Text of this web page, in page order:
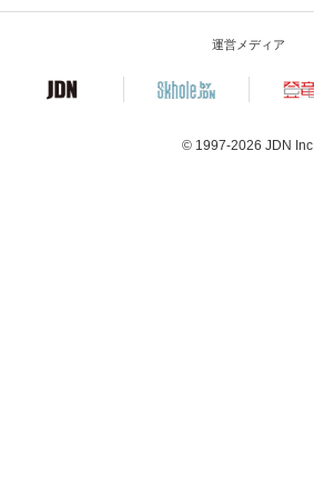
運営メディア
© 1997-2026 JDN